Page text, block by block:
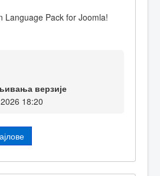
Language Pack for Joomla!
верзије
2026 18:20